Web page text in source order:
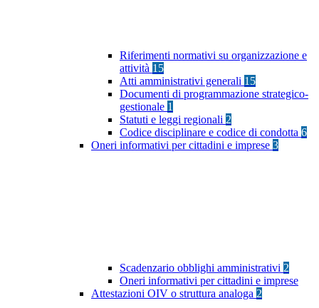
Riferimenti normativi su organizzazione e
attività 15
Atti amministrativi generali 15
Documenti di programmazione strategico-
gestionale 1
Statuti e leggi regionali 2
Codice disciplinare e codice di condotta 6
Oneri informativi per cittadini e imprese 3
Scadenzario obblighi amministrativi 2
Oneri informativi per cittadini e imprese
Attestazioni OIV o struttura analoga 2